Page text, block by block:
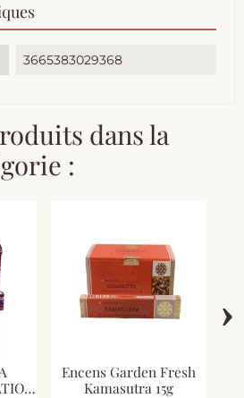
3665383029368
dans la
:
Encens Garden Fresh
Kamasutra 15g
›